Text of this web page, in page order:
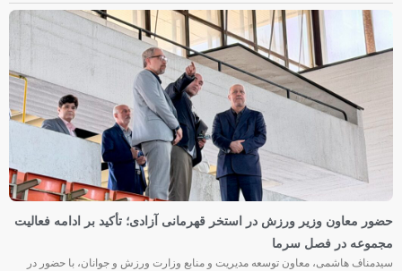
حضور معاون وزیر ورزش در استخر قهرمانی آزادی؛ تأکید بر ادامه فعالیت
مجموعه در فصل سرما
سیدمناف هاشمی، معاون توسعه مدیریت و منابع وزارت ورزش و جوانان، با حضور در